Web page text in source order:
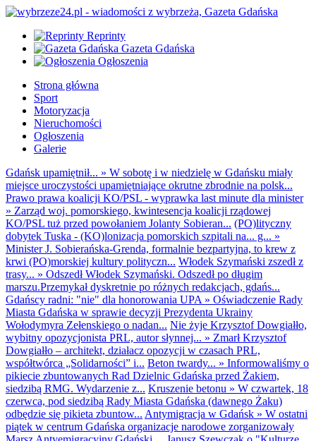
Reprinty
Gazeta Gdańska
Ogłoszenia
Strona główna
Sport
Motoryzacja
Nieruchomości
Ogłoszenia
Galerie
Gdańsk upamiętnił... » W sobotę i w niedzielę w Gdańsku miały
miejsce uroczystości upamiętniające okrutne zbrodnie na polsk...
Prawo prawa koalicji KO/PSL - wyprawka last minute dla minister
» Zarząd woj. pomorskiego, kwintesencja koalicji rządowej
KO/PSL tuż przed powołaniem Jolanty Sobieran... (PO)lityczny
dobytek Tuska - (KO)lonizacja pomorskich szpitali na... g... »
Minister J. Sobierańska-Grenda, formalnie bezpartyjna, to krew z
krwi (PO)morskiej kultury polityczn... Włodek Szymański zszedł z
trasy... » Odszedł Włodek Szymański. Odszedł po długim
marszu.Przemykał dyskretnie po różnych redakcjach, gdańs...
Gdańscy radni: "nie" dla honorowania UPA » Oświadczenie Rady
Miasta Gdańska w sprawie decyzji Prezydenta Ukrainy
Wołodymyra Zełenskiego o nadan... Nie żyje Krzysztof Dowgiałło,
wybitny opozycjonista PRL, autor słynnej... » Zmarł Krzysztof
Dowgiałło – architekt, działacz opozycji w czasach PRL,
współtwórca „Solidarności” i... Beton twardy... » Informowaliśmy o
pikiecie zbuntowanych Rad Dzielnic Gdańska przed Żakiem,
siedzibą RMG. Wydarzenie z... Kruszenie betonu » W czwartek, 18
czerwca, pod siedzibą Rady Miasta Gdańska (dawnego Żaku)
odbędzie się pikieta zbuntow... Antymigracja w Gdańsk » W ostatni
piątek w centrum Gdańska organizacje narodowe zorganizowały